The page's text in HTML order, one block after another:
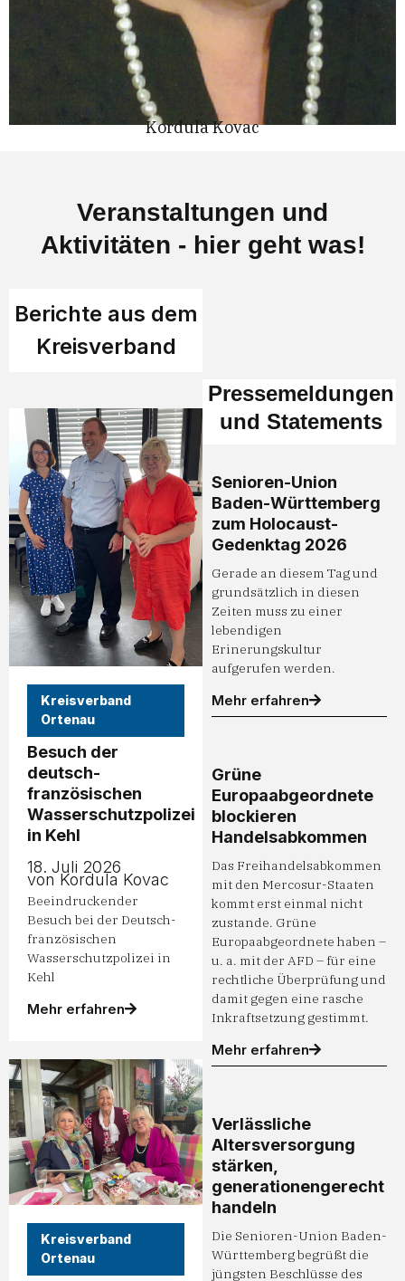
Kordula Kovac
Veranstaltungen und
Aktivitäten - hier geht was!
Berichte aus dem
Kreisverband
Kreisverband
Ortenau
Besuch der
deutsch-
französischen
Wasserschutzpolizei
in Kehl
18. Juli 2026
von Kordula Kovac
Beeindruckender
Besuch bei der Deutsch-
französischen
Wasserschutzpolizei in
Kehl
Mehr erfahren
Kreisverband
Ortenau
Pressemeldungen
und Statements
Senioren-Union
Baden-Württemberg
zum Holocaust-
Gedenktag 2026
Gerade an diesem Tag und
grundsätzlich in diesen
Zeiten muss zu einer
lebendigen
Erinerungskultur
aufgerufen werden.
Mehr erfahren
Grüne
Europaabgeordnete
blockieren
Handelsabkommen
Das Freihandelsabkommen
mit den Mercosur-Staaten
kommt erst einmal nicht
zustande. Grüne
Europaabgeordnete haben –
u. a. mit der AFD – für eine
rechtliche Überprüfung und
damit gegen eine rasche
Inkraftsetzung gestimmt.
Mehr erfahren
Verlässliche
Altersversorgung
stärken,
generationengerecht
handeln
Die Senioren-Union Baden-
Württemberg begrüßt die
jüngsten Beschlüsse des